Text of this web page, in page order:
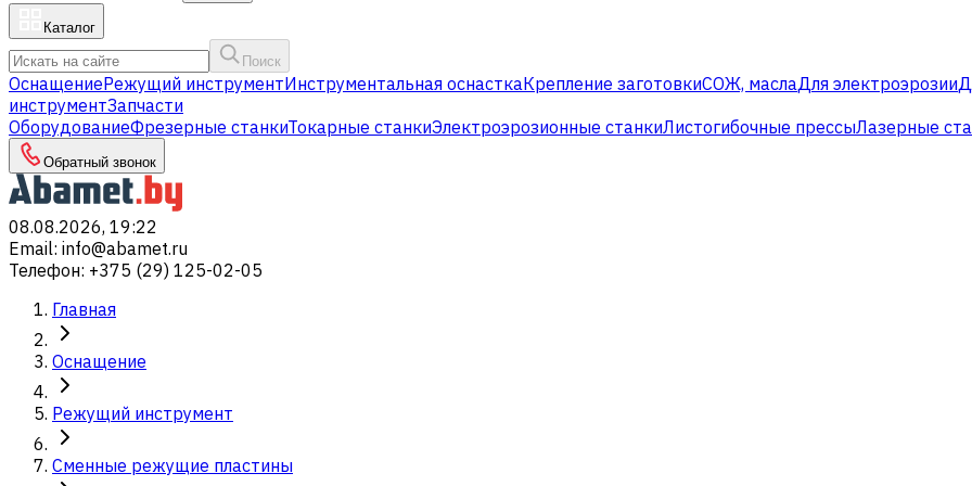
Каталог
Поиск
ОснащениеРежущий инструментИнструментальная оснасткаКрепление заготовкиСОЖ, маслаДля электроэрозии
инструментЗапчасти
ОборудованиеФрезерные станкиТокарные станкиЭлектроэрозионные станкиЛистогибочные прессыЛазерные
Обратный звонок
08.08.2026, 19:22
Email: info@abamet.ru
Телефон: +375 (29) 125-02-05
Главная
Оснащение
Режущий инструмент
Сменные режущие пластины